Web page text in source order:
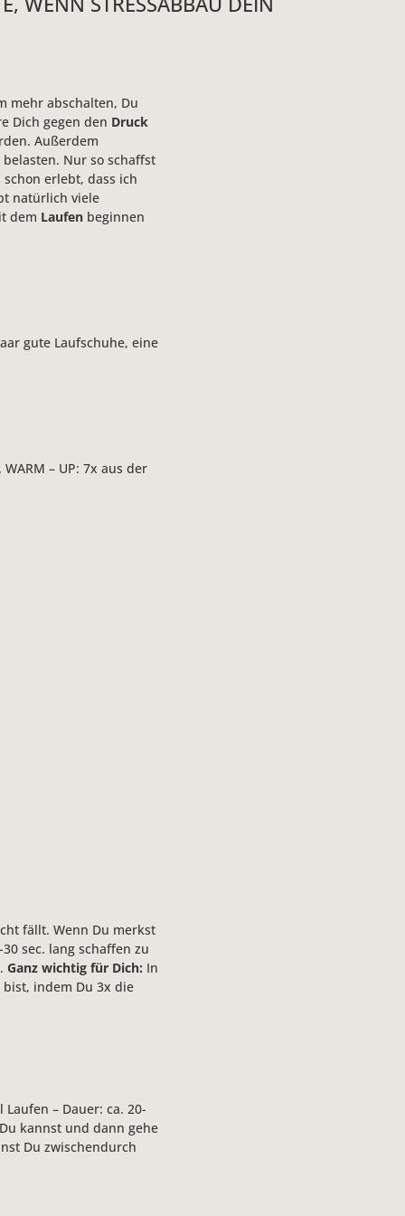
mehr abschalten, Du
Dich gegen den Druck
Außerdem
Nur so schaffst
erlebt, dass ich
natürlich viele
dem Laufen beginnen
gute Laufschuhe, eine
– UP: 7x aus der
fällt. Wenn Du merkst
sec. lang schaffen zu
Ganz wichtig für Dich: In
indem Du 3x die
– Dauer: ca. 20-
kannst und dann gehe
Du zwischendurch